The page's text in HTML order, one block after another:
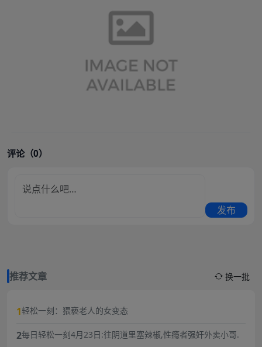
评论（0）
发布
推荐文章 换一批
1轻松一刻：猥亵老人的女变态
2每日轻松一刻4月23日:往阴道里塞辣椒,性瘾者强奸外卖小哥.